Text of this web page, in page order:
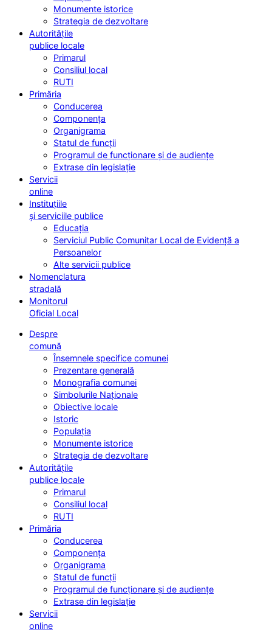
Monumente istorice
Strategia de dezvoltare
Autoritățile
publice locale
Primarul
Consiliul local
RUTI
Primăria
Conducerea
Componența
Organigrama
Statul de funcții
Programul de funcționare și de audiențe
Extrase din legislație
Servicii
online
Instituțiile
și serviciile publice
Educația
Serviciul Public Comunitar Local de Evidență a
Persoanelor
Alte servicii publice
Nomenclatura
stradală
Monitorul
Oficial Local
Despre
comună
Însemnele specifice comunei
Prezentare generală
Monografia comunei
Simbolurile Naționale
Obiective locale
Istoric
Populația
Monumente istorice
Strategia de dezvoltare
Autoritățile
publice locale
Primarul
Consiliul local
RUTI
Primăria
Conducerea
Componența
Organigrama
Statul de funcții
Programul de funcționare și de audiențe
Extrase din legislație
Servicii
online